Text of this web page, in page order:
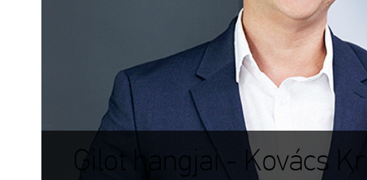
Gilot hangjai - Kovács